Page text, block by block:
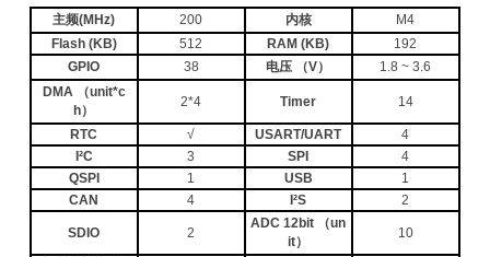
主频(MHz) 200 内核
M4
Flash (KB)
512 RAM (KB)
192
GPIO
38 电压 （V）
1.8 ~ 3.6
DMA （unit*c
h）
2*4 Timer 14
RTC √ USART/UART
4
I²C
3 SPI
4
QSPI
1 USB
1
CAN
4 I²S 2
SDIO 2
ADC 12bit （un
it）
10